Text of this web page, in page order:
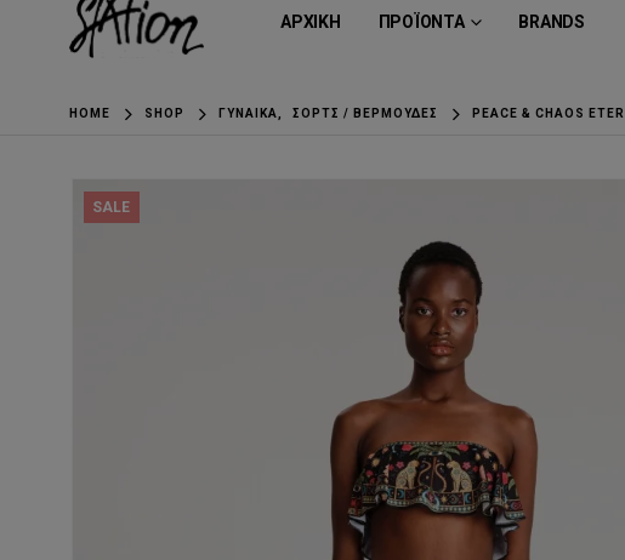
ΑΡΧΙΚΗ ΠΡΟΪΟΝΤΑ BRANDS
HOME SHOP ΓΥΝΑΊΚΑ ΣΟΡΤΣ / ΒΕΡΜΟΎΔΕΣ PEACE & CHAOS
SALE